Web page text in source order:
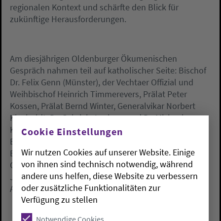
regionalen Kontext und schärfte den Blick für
zukünftige Herausforderungen.
Am diesjährigen Oldenburger Ökumenischen
Gespräch nahmen teil auf katholischer Seite: Bischof
Dr. Felix Genn (Münster), der Vechtaer Offizial und
Weihbischof Heinrich Timmerevers, Prälat Peter
Kossen, Prälat Bernd Winter, Generalvikar Norbert
Kleyboldt, Dr. Gabriele Lachner und Dr. Michael
Kappes sowie auf evangelisch-lutherischer Seite:
Bischof Jan Janssen, Synodenpräsidentin Sabine
Blütchen, Oberkirchenrat Detlef Mucks-Büker,
Oberkirchenrat Wolfram Friedrichs, der Synodale Dr.
Jobst Seeber, die Umweltbeauftragte Kristine
Ambrosy-Schütze und Pfr. Thomas Adomeit.
Cookie Einstellungen
Wir nutzen Cookies auf unserer Website. Einige
von ihnen sind technisch notwendig, während
andere uns helfen, diese Website zu verbessern
oder zusätzliche Funktionalitäten zur
Verfügung zu stellen
Notwendige Cookies